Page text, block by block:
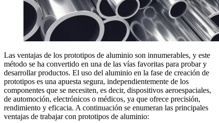
Las ventajas de los prototipos de aluminio son innumerables, y este
método se ha convertido en una de las vías favoritas para probar y
desarrollar productos. El uso del aluminio en la fase de creación de
prototipos es una apuesta segura, independientemente de los
componentes que se necesiten, es decir, dispositivos aeroespaciales,
de automoción, electrónicos o médicos, ya que ofrece precisión,
rendimiento y eficacia. A continuación se enumeran las principales
ventajas de trabajar con prototipos de aluminio: